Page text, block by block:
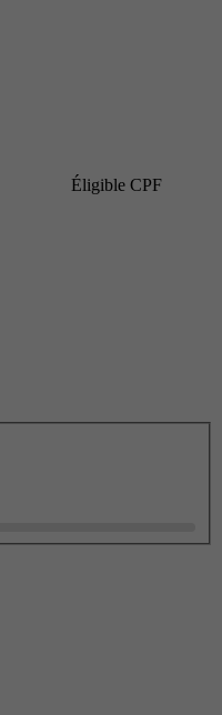
Éligible CPF